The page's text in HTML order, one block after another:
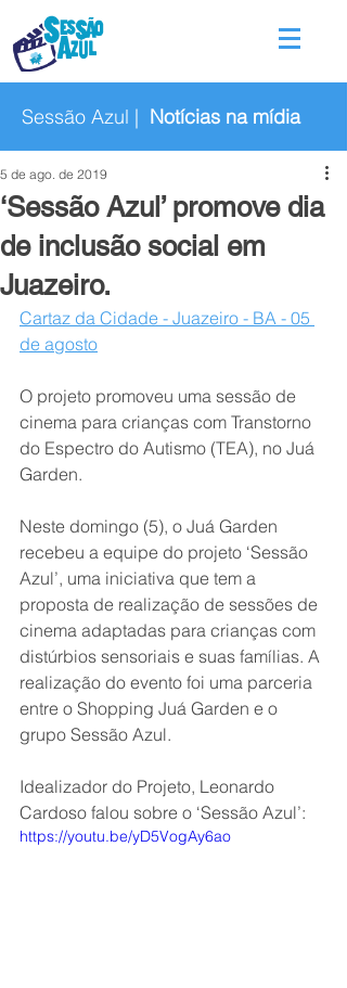
Sessão Azul | Notícias na mídia
‘Sessão Azul’ promove dia
de inclusão social em
Juazeiro.
5 de ago. de 2019
Cartaz da Cidade - Juazeiro - BA - 05
de agosto
O projeto promoveu uma sessão de
cinema para crianças com Transtorno
do Espectro do Autismo (TEA), no Juá
Garden.
Neste domingo (5), o Juá Garden
recebeu a equipe do projeto ‘Sessão
Azul’, uma iniciativa que tem a
proposta de realização de sessões de
cinema adaptadas para crianças com
distúrbios sensoriais e suas famílias. A
realização do evento foi uma parceria
entre o Shopping Juá Garden e o
grupo Sessão Azul.
Idealizador do Projeto, Leonardo
Cardoso falou sobre o ‘Sessão Azul’:
https://youtu.be/yD5VogAy6ao